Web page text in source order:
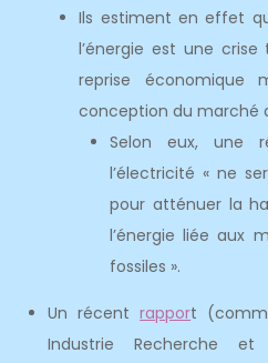
Ils estiment en effet
l’énergie est une
reprise
conception du marché
Selon eux, une
l’électricité « ne
pour atténuer la
l’énergie liée aux
fossiles ».
Un récentrapport
Industrie Recherche